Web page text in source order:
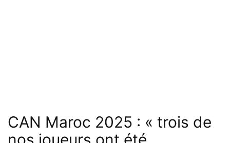
CAN Maroc 2025 : « trois de